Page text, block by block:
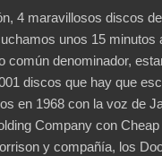
4 maravillosos discos
unos 15 minutos
común denominador,
discos que hay que
en 1968 con la voz de
Company con
y compañía, los